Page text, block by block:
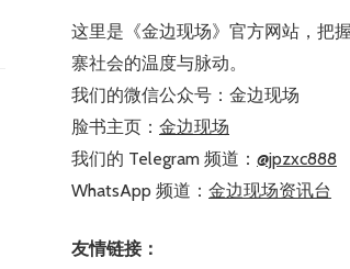
这里是《金边现场》官方网站，把
寨社会的温度与脉动。
我们的微信公众号：金边现场
脸书主页： 金边现场
我们的 Telegram 频道： @jpzxc888
WhatsApp 频道： 金边现场资讯台
友情链接：